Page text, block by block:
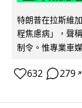
特朗普在拉斯維
程焦慮病」，聲
制令。惟專業車
632 279 ↗